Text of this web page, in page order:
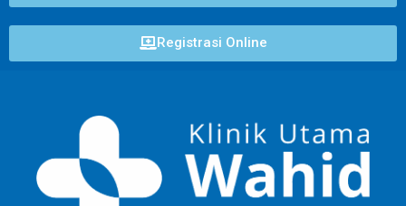
Registrasi Online